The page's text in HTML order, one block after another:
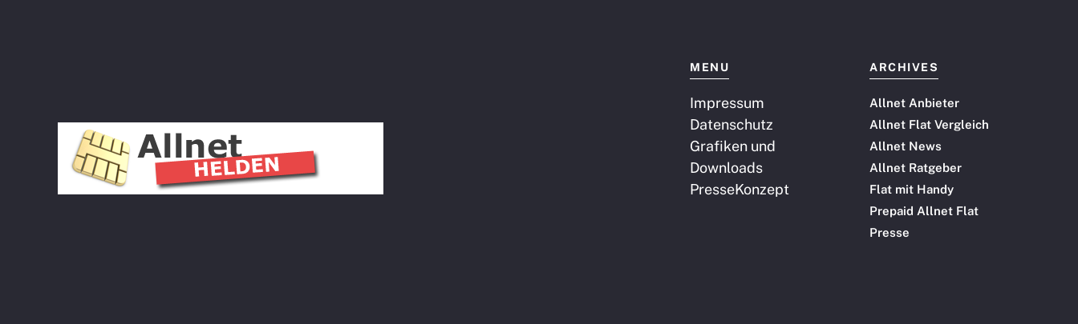
MENU
Impressum
Datenschutz
Grafiken und
Downloads
PresseKonzept
ARCHIVES
Allnet Anbieter
Allnet Flat Vergleich
Allnet News
Allnet Ratgeber
Flat mit Handy
Prepaid Allnet Flat
Presse